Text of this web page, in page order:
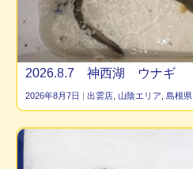
2026.8.7 神西湖 ウナギ
2026年8月7日 | 出雲店 山陰エリア 島根県